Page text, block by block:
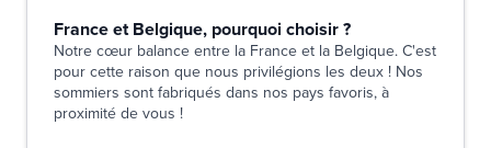
France et Belgique, pourquoi choisir ?
Notre cœur balance entre la France et la Belgique. C'est
pour cette raison que nous privilégions les deux ! Nos
sommiers sont fabriqués dans nos pays favoris, à
proximité de vous !